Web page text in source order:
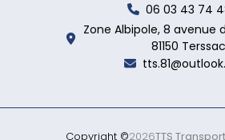
06 03 43 74
Zone Albipole, 8 avenue
81150 Terssac
Copyright ©2026TTS